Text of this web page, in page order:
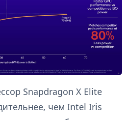
Snapdragon X Elite
чем Intel Iris